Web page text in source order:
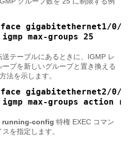
gigabitethernet1/0/2
max-groups 25
テーブルにあるときに、IGMP レ
プを新しいグループと置き換える
法を示します。
gigabitethernet2/0/1
max-groups action
running-config 特権 EXEC コマン
を指定します。